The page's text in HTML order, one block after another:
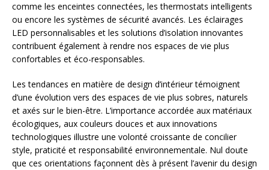
comme les enceintes connectées, les thermostats intelligents
ou encore les systèmes de sécurité avancés. Les éclairages
LED personnalisables et les solutions d’isolation innovantes
contribuent également à rendre nos espaces de vie plus
confortables et éco-responsables.
Les tendances en matière de design d’intérieur témoignent
d’une évolution vers des espaces de vie plus sobres, naturels
et axés sur le bien-être. L’importance accordée aux matériaux
écologiques, aux couleurs douces et aux innovations
technologiques illustre une volonté croissante de concilier
style, praticité et responsabilité environnementale. Nul doute
que ces orientations façonnent dès à présent l’avenir du design